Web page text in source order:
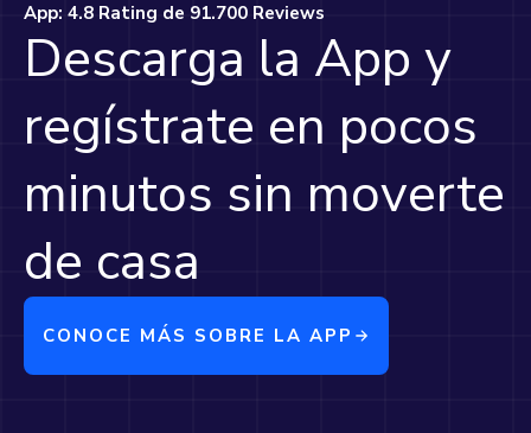
App: 4.8 Rating de 91.700 Reviews
Descarga la App y
regístrate en pocos
minutos sin moverte
de casa
CONOCE MÁS SOBRE LA APP